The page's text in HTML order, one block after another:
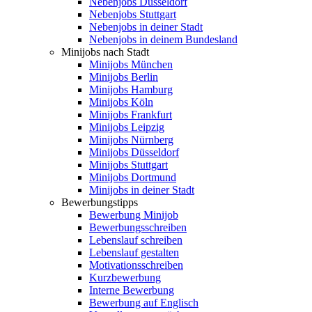
Nebenjobs Stuttgart
Nebenjobs in deiner Stadt
Nebenjobs in deinem Bundesland
Minijobs nach Stadt
Minijobs München
Minijobs Berlin
Minijobs Hamburg
Minijobs Köln
Minijobs Frankfurt
Minijobs Leipzig
Minijobs Nürnberg
Minijobs Düsseldorf
Minijobs Stuttgart
Minijobs Dortmund
Minijobs in deiner Stadt
Bewerbungstipps
Bewerbung Minijob
Bewerbungsschreiben
Lebenslauf schreiben
Lebenslauf gestalten
Motivationsschreiben
Kurzbewerbung
Interne Bewerbung
Bewerbung auf Englisch